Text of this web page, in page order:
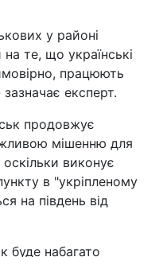
у районі
те, що українські
працюють
експерт.
продовжує
мішенню для
виконує
в "укріпленому
на південь від
буде набагато